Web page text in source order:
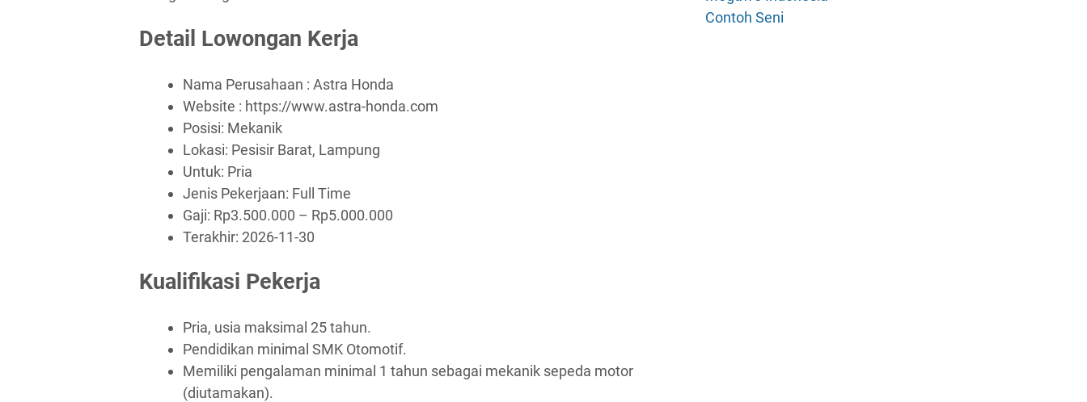
Detail Lowongan Kerja
Nama Perusahaan : Astra Honda
Website : https://www.astra-honda.com
Posisi: Mekanik
Lokasi: Pesisir Barat, Lampung
Untuk: Pria
Jenis Pekerjaan: Full Time
Gaji: Rp3.500.000 – Rp5.000.000
Terakhir: 2026-11-30
Kualifikasi Pekerja
Pria, usia maksimal 25 tahun.
Pendidikan minimal SMK Otomotif.
Memiliki pengalaman minimal 1 tahun sebagai mekanik sepeda motor
(diutamakan).
Contoh Seni